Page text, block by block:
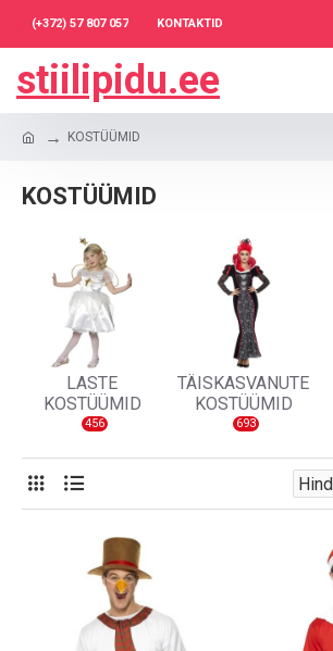
(+372) 57 807 057 KONTAKTID
stiilipidu.ee
KOSTÜÜMID
KOSTÜÜMID
LASTE
KOSTÜÜMID
456
TÄISKASVANUTE
KOSTÜÜMID
693